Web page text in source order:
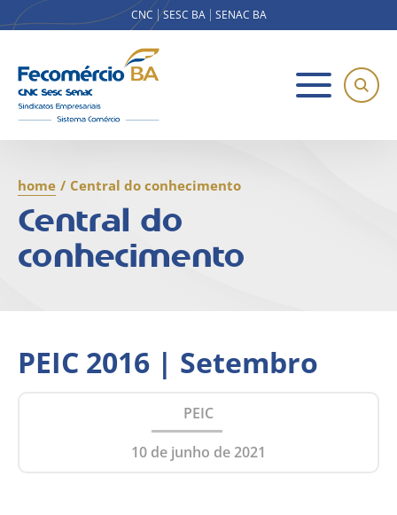
CNC SESC BA SENAC BA
home / Central do conhecimento
Central do
conhecimento
PEIC 2016 | Setembro
PEIC
10 de junho de 2021